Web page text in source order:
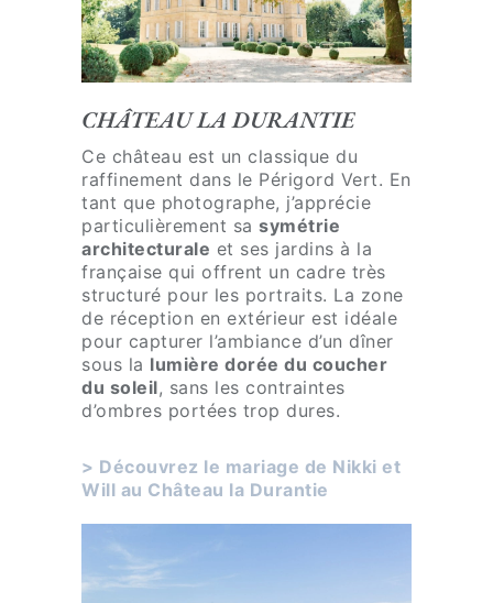
,
q
u
?
,
d
u
i
e
u
d
e
r
é
e
p
t
o
n
CHÂTEAU LA DURANTIE
Ce château est un classique du
raffinement dans le Périgord Vert. En
tant que photographe, j’apprécie
particulièrement sa symétrie
architecturale et ses jardins à la
française qui offrent un cadre très
structuré pour les portraits. La zone
de réception en extérieur est idéale
pour capturer l’ambiance d’un dîner
sous la lumière dorée du coucher
du soleil, sans les contraintes
d’ombres portées trop dures.
> Découvrez le mariage de Nikki et
Will au Château la Durantie